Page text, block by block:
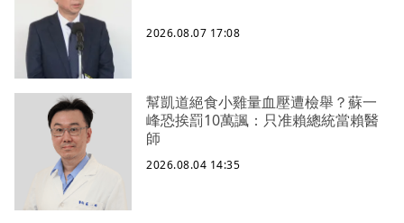
2026.08.07 17:08
幫凱道絕食小雞量血壓遭檢舉？蘇一
峰恐挨罰10萬諷：只准賴總統當賴醫
師
2026.08.04 14:35